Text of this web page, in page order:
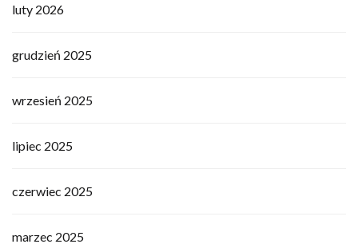
luty 2026
grudzień 2025
wrzesień 2025
lipiec 2025
czerwiec 2025
marzec 2025